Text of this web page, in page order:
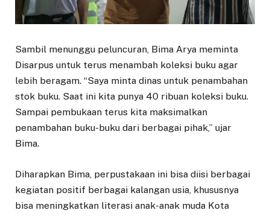
Sambil menunggu peluncuran, Bima Arya meminta
Disarpus untuk terus menambah koleksi buku agar
lebih beragam. “Saya minta dinas untuk penambahan
stok buku. Saat ini kita punya 40 ribuan koleksi buku.
Sampai pembukaan terus kita maksimalkan
penambahan buku-buku dari berbagai pihak,” ujar
Bima.
Diharapkan Bima, perpustakaan ini bisa diisi berbagai
kegiatan positif berbagai kalangan usia, khususnya
bisa meningkatkan literasi anak-anak muda Kota